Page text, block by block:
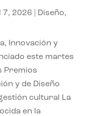
7, 2026 Diseño,
Innovación y
este martes
Premios
y de Diseño
cultural La
en la